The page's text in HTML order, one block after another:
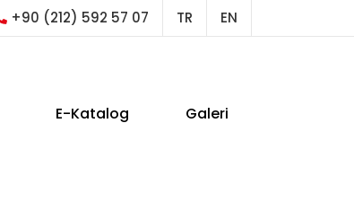
+90 (212) 592 57 07 TR EN
E-Katalog Galeri